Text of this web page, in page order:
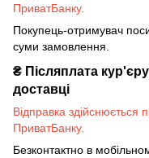
ПриватБанку.
Покупець-отримувач
суми замовлення.
₴ Післяплата
доставці
Відправка здійснюється
ПриватБанку.
Безконтактно в